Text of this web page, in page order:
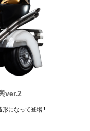
ver.2
形になって登場!!